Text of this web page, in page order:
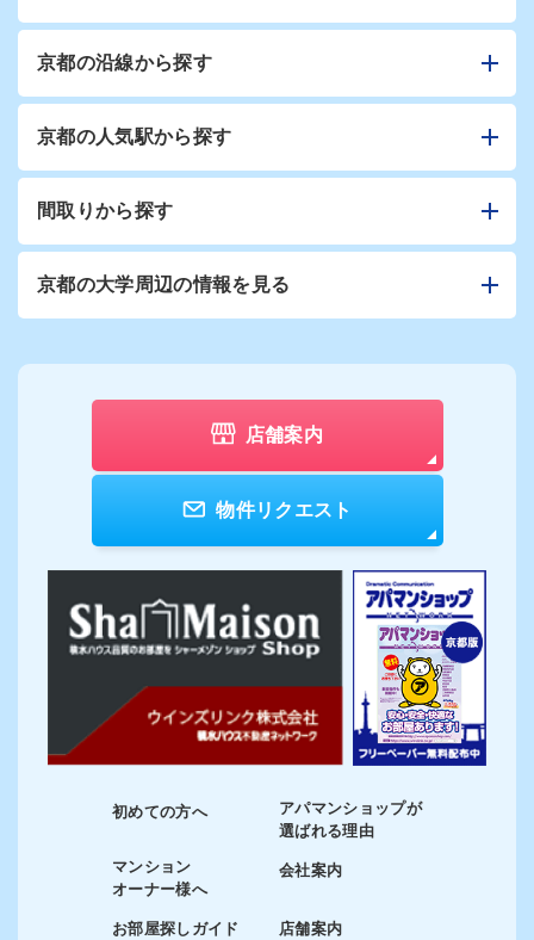
京都の沿線から探す
京都の人気駅から探す
間取りから探す
京都の大学周辺の情報を見る
店舗案内
物件リクエスト
初めての方へ
マンション
オーナー様へ
お部屋探しガイド
アパマンショップが
選ばれる理由
会社案内
店舗案内